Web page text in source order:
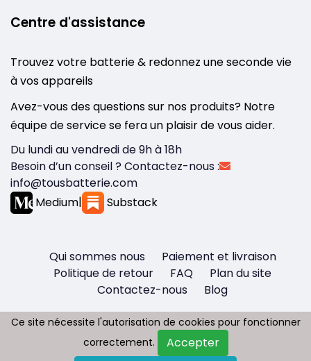
Centre d'assistance
Trouvez votre batterie & redonnez une seconde vie
à vos appareils
Avez-vous des questions sur nos produits? Notre
équipe de service se fera un plaisir de vous aider.
Du lundi au vendredi de 9h à 18h
Besoin d’un conseil ? Contactez-nous :
info@tousbatterie.com
Medium| Substack
Qui sommes nous
Paiement et livraison
Politique de retour
FAQ
Plan du site
Contactez-nous
Blog
Copyright © 2026 - Tous droit réservés
Ce site nécessite l'autorisation de cookies pour fonctionner
correctement.
Accepter
Ce site nécessite l'autorisation de cookies pour fonctionner
correctement.
Accepter